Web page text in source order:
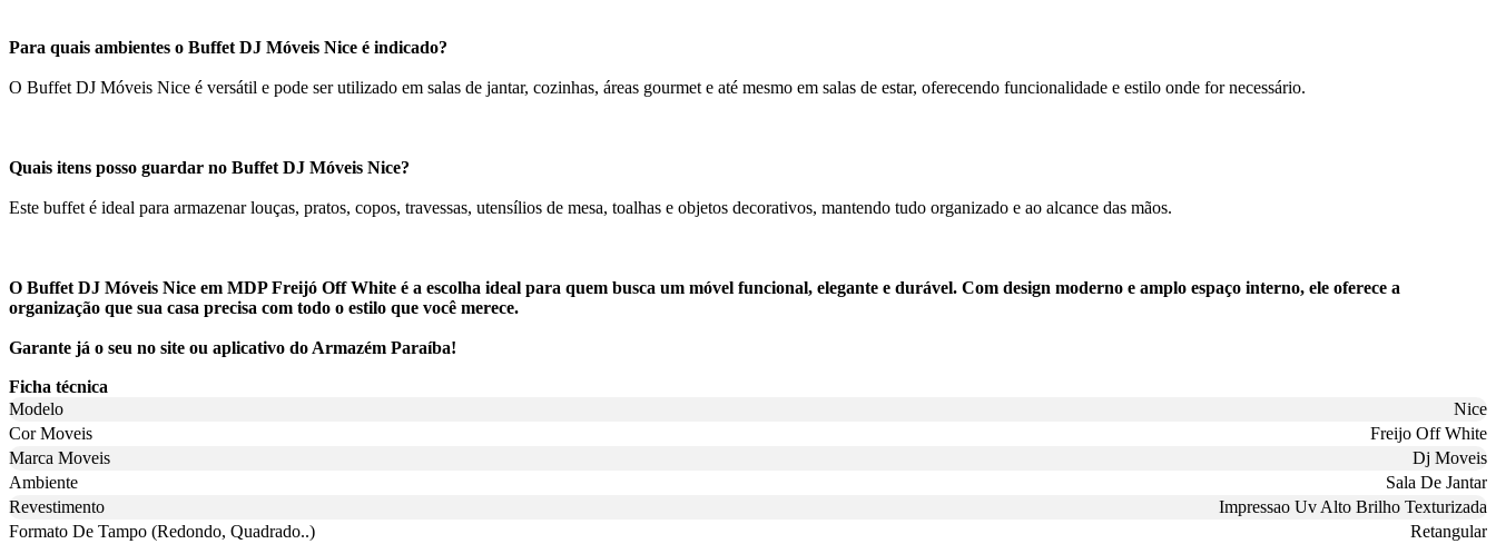
Para quais ambientes o Buffet DJ Móveis Nice é indicado?
O Buffet DJ Móveis Nice é versátil e pode ser utilizado em salas de jantar, cozinhas, áreas gourmet e até mesmo em salas de estar, oferecendo funcionalidade e estilo onde for necessário.
Quais itens posso guardar no Buffet DJ Móveis Nice?
Este buffet é ideal para armazenar louças, pratos, copos, travessas, utensílios de mesa, toalhas e objetos decorativos, mantendo tudo organizado e ao alcance das mãos.
O Buffet DJ Móveis Nice em MDP Freijó Off White é a escolha ideal para quem busca um móvel funcional, elegante e durável. Com design moderno e amplo espaço interno, ele oferece a
organização que sua casa precisa com todo o estilo que você merece.
Garante já o seu no site ou aplicativo do Armazém Paraíba!
Ficha técnica
Modelo
Nice
Cor Moveis
Freijo Off White
Marca Moveis
Dj Moveis
Ambiente
Sala De Jantar
Revestimento
Impressao Uv Alto Brilho Texturizada
Formato De Tampo (Redondo, Quadrado..)
Retangular